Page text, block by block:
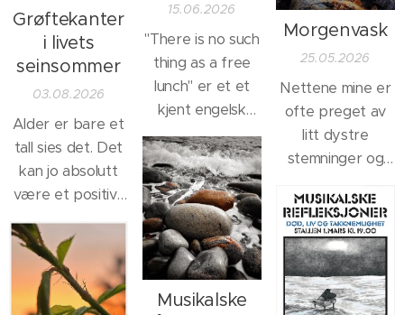
Grøftekanter
i livets
seinsommer
03.08.2026
Alder er bare et
tall sies det. Det
kan jo absolutt
være et positivt
ikke brukes som
et litt krampaktig
uttrykk for å
15.06.2026
"There is no such
thing as a free
lunch" er et et
kjent engelsk
ordtak, og det er
selvsagt mye
sant i det. På den
annen side er det
også sagt at "det
beste i livet er
gratis".
Morgenvask
25.05.2026
Nettene mine er
ofte preget av
litt dystre
stemninger og
være at jeg
våkner av
drømmer som jeg
knapt husker,
men som allikevel
Musikalske